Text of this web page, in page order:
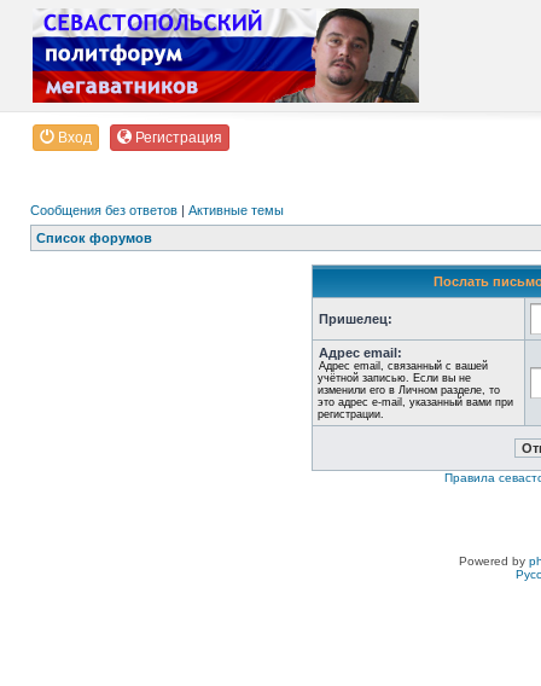
Вход Регистрация
Сообщения без ответов | Активные темы
Список форумов
Послать
Пришелец:
Адрес email:
Адрес email, связанный с вашей
учётной записью. Если вы не
изменили его в Личном разделе, то
это адрес e-mail, указанный вами при
регистрации.
Правила
Powered by